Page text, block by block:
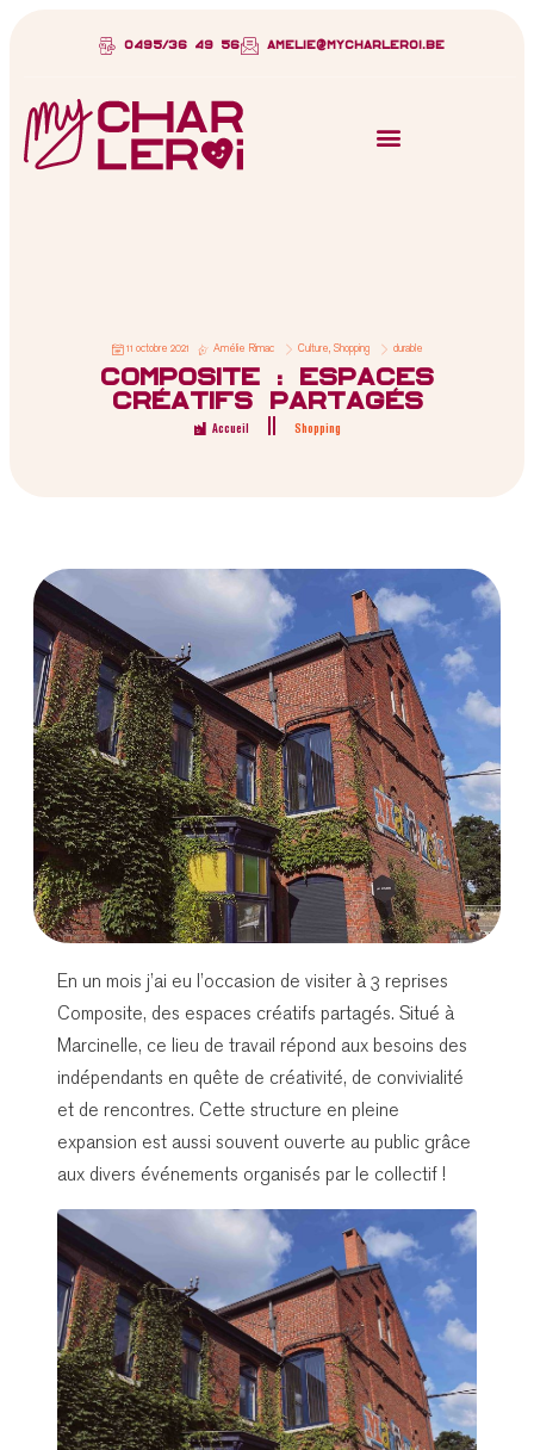
0495/36 49 56 amelie@mycharleroi.be
11 octobre 2021 Amélie Rimac Culture, Shopping durable
Composite : espaces
créatifs partagés
Accueil Shopping
En un mois j’ai eu l’occasion de visiter à 3 reprises
Composite, des espaces créatifs partagés. Situé à
Marcinelle, ce lieu de travail répond aux besoins des
indépendants en quête de créativité, de convivialité
et de rencontres. Cette structure en pleine
expansion est aussi souvent ouverte au public grâce
aux divers événements organisés par le collectif !